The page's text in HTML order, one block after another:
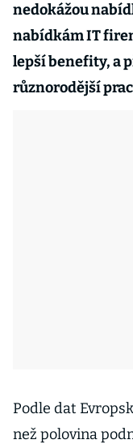
nedokážou
nabídkám IT
lepší benefity, a
různorodější
Podle dat
než polovina